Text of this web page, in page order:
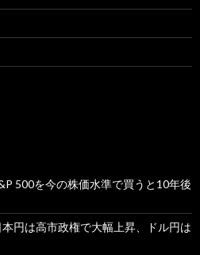
500を今の株価水準で買うと10年後
円は高市政権で大幅上昇、ドル円は